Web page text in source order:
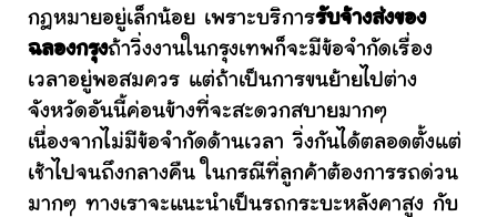
กฎหมายอยู่เล็กน้อย เพราะบริการรับจ้างส่งของ
ฉลองกรุงถ้าวิ่งงานในกรุงเทพก็จะมีข้อจำกัดเรื่อง
เวลาอยู่พอสมควร แต่ถ้าเป็นการขนย้ายไปต่าง
จังหวัดอันนี้ค่อนข้างที่จะสะดวกสบายมากๆ
เนื่องจากไม่มีข้อจำกัดด้านเวลา วิ่งกันได้ตลอดตั้งแต่
เช้าไปจนถึงกลางคืน ในกรณีที่ลูกค้าต้องการรถด่วน
มากๆ ทางเราจะแนะนำเป็นรถกระบะหลังคาสูง กับ